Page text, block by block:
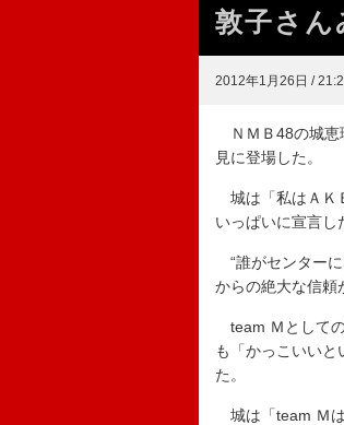
敦子さん
2012年1月26日 /
ＮＭＢ48の城恵
見に登場した。
城は「私はＡＫ
いっぱいに宣言し
“誰がセンター
からの絶大な信頼
team Ｍとして
も「かっこいい
た。
城は「team Ｍ